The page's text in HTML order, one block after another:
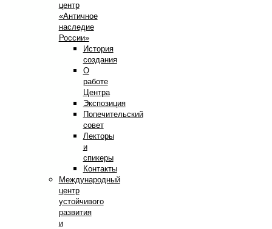
центр
«Античное
наследие
России»
История
создания
О
работе
Центра
Экспозиция
Попечительский
совет
Лекторы
и
спикеры
Контакты
Международный
центр
устойчивого
развития
и